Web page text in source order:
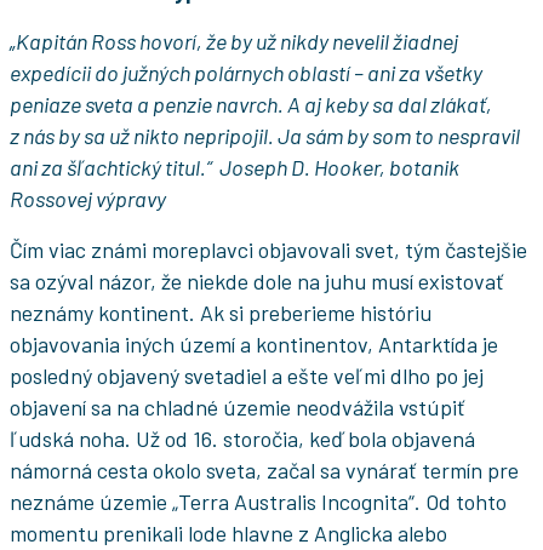
„Kapitán Ross hovorí, že by už nikdy nevelil žiadnej
expedícii do južných polárnych oblastí – ani za všetky
peniaze sveta a penzie navrch. A aj keby sa dal zlákať,
z nás by sa už nikto nepripojil. Ja sám by som to nespravil
ani za šľachtický titul.“ Joseph D. Hooker, botanik
Rossovej výpravy
Čím viac známi moreplavci objavovali svet, tým častejšie
sa ozýval názor, že niekde dole na juhu musí existovať
neznámy kontinent. Ak si preberieme históriu
objavovania iných území a kontinentov, Antarktída je
posledný objavený svetadiel a ešte veľmi dlho po jej
objavení sa na chladné územie neodvážila vstúpiť
ľudská noha. Už od 16. storočia, keď bola objavená
námorná cesta okolo sveta, začal sa vynárať termín pre
neznáme územie „Terra Australis Incognita“. Od tohto
momentu prenikali lode hlavne z Anglicka alebo